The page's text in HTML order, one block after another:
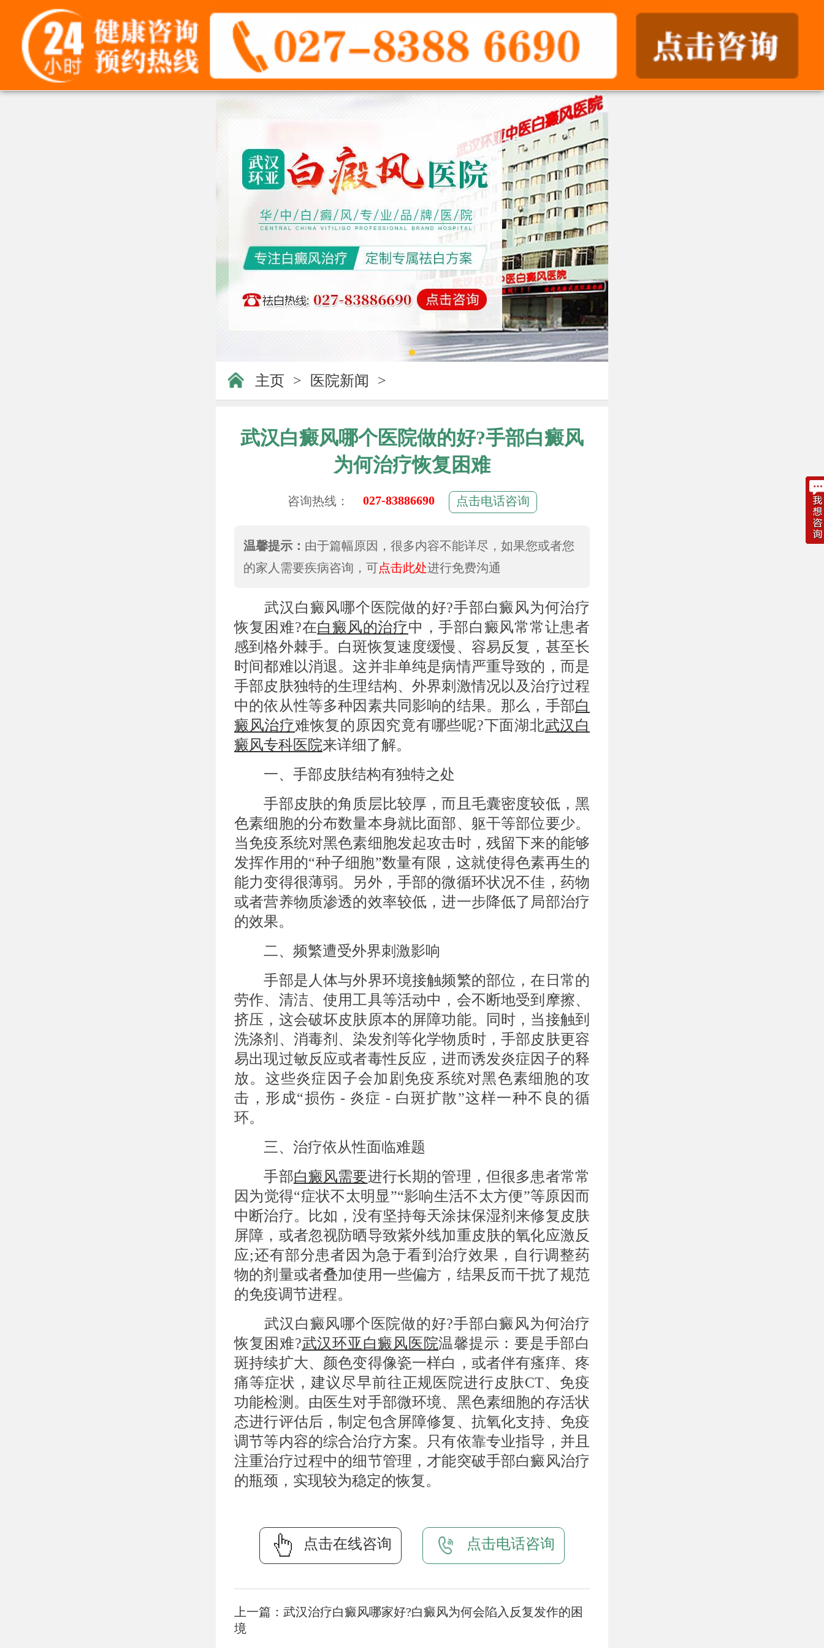
主页 > 医院新闻 >
武汉白癜风哪个医院做的好?手部白癜风
为何治疗恢复困难
咨询热线： 027-83886690 点击电话咨询
温馨提示： 由于篇幅原因，很多内容不能详尽，如果您或者您
的家人需要疾病咨询，可点击此处进行免费沟通
武汉白癜风哪个医院做的好?手部白癜风为何治疗
恢复困难?在白癜风的治疗中，手部白癜风常常让患者
感到格外棘手。白斑恢复速度缓慢、容易反复，甚至长
时间都难以消退。这并非单纯是病情严重导致的，而是
手部皮肤独特的生理结构、外界刺激情况以及治疗过程
中的依从性等多种因素共同影响的结果。那么，手部白
癜风治疗难恢复的原因究竟有哪些呢?下面湖北武汉白
癜风专科医院来详细了解。
一、手部皮肤结构有独特之处
手部皮肤的角质层比较厚，而且毛囊密度较低，黑
色素细胞的分布数量本身就比面部、躯干等部位要少。
当免疫系统对黑色素细胞发起攻击时，残留下来的能够
发挥作用的“种子细胞”数量有限，这就使得色素再生的
能力变得很薄弱。另外，手部的微循环状况不佳，药物
或者营养物质渗透的效率较低，进一步降低了局部治疗
的效果。
二、频繁遭受外界刺激影响
手部是人体与外界环境接触频繁的部位，在日常的
劳作、清洁、使用工具等活动中，会不断地受到摩擦、
挤压，这会破坏皮肤原本的屏障功能。同时，当接触到
洗涤剂、消毒剂、染发剂等化学物质时，手部皮肤更容
易出现过敏反应或者毒性反应，进而诱发炎症因子的释
放。这些炎症因子会加剧免疫系统对黑色素细胞的攻
击，形成“损伤 - 炎症 - 白斑扩散”这样一种不良的循
环。
三、治疗依从性面临难题
手部白癜风需要进行长期的管理，但很多患者常常
因为觉得“症状不太明显”“影响生活不太方便”等原因而
中断治疗。比如，没有坚持每天涂抹保湿剂来修复皮肤
屏障，或者忽视防晒导致紫外线加重皮肤的氧化应激反
应;还有部分患者因为急于看到治疗效果，自行调整药
物的剂量或者叠加使用一些偏方，结果反而干扰了规范
的免疫调节进程。
武汉白癜风哪个医院做的好?手部白癜风为何治疗
恢复困难?武汉环亚白癜风医院温馨提示：要是手部白
斑持续扩大、颜色变得像瓷一样白，或者伴有瘙痒、疼
痛等症状，建议尽早前往正规医院进行皮肤CT、免疫
功能检测。由医生对手部微环境、黑色素细胞的存活状
态进行评估后，制定包含屏障修复、抗氧化支持、免疫
调节等内容的综合治疗方案。只有依靠专业指导，并且
注重治疗过程中的细节管理，才能突破手部白癜风治疗
的瓶颈，实现较为稳定的恢复。
点击在线咨询 点击电话咨询
上一篇： 武汉治疗白癜风哪家好?白癜风为何会陷入反复发作的困
境